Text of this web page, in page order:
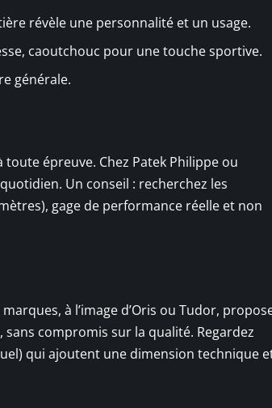
révèle une personnalité et un usage.
caoutchouc pour une touche sportive.
générale.
épreuve. Chez Patek Philippe ou
Un conseil : recherchez les
gage de performance réelle et non
à l’image d’Oris ou Tudor,
compromis sur la qualité. Regardez
qui ajoutent une dimension technique